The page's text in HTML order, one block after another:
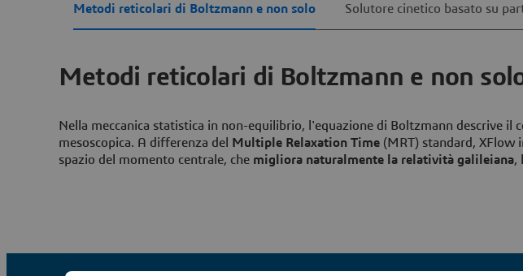
Metodi reticolari di Boltzmann e non solo Solutore cinetico basato su
Metodi reticolari di Boltzmann e non
Nella meccanica statistica in non-equilibrio, l'equazione di Boltzmann descrive il
mesoscopica. A differenza del
Multiple Relaxation Time (MRT) standard, XFlow
spazio del momento centrale, che migliora naturalmente la relatività galileiana,